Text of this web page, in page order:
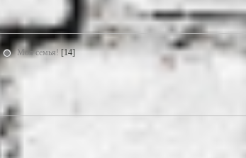
Моя семья! [14]